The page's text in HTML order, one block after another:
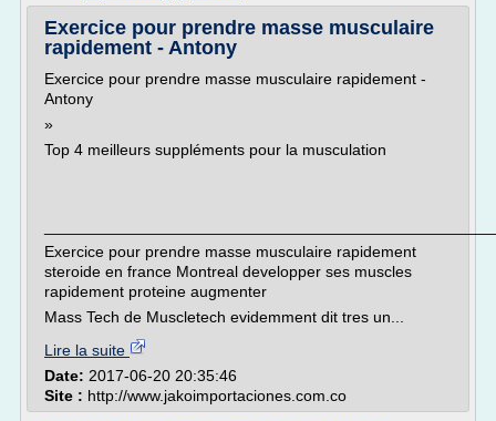
Exercice pour prendre masse musculaire
rapidement - Antony
Exercice pour prendre masse musculaire rapidement -
Antony
»
Top 4 meilleurs suppléments pour la musculation
Exercice pour prendre masse musculaire rapidement
steroide en france Montreal developper ses muscles
rapidement proteine augmenter
Mass Tech de Muscletech evidemment dit tres un...
Lire la suite
Date: 2017-06-20 20:35:46
Site : http://www.jakoimportaciones.com.co